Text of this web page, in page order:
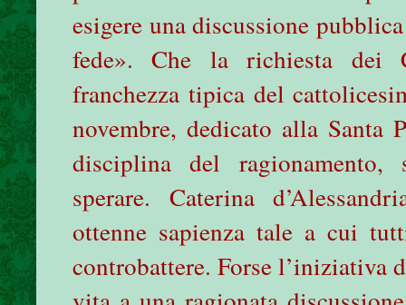
esigere una discussione
fede». Che la richiesta dei
franchezza tipica del
novembre, dedicato alla Santa
disciplina del ragionamento,
sperare. Caterina
ottenne sapienza tale a cui
controbattere. Forse l’iniziativa